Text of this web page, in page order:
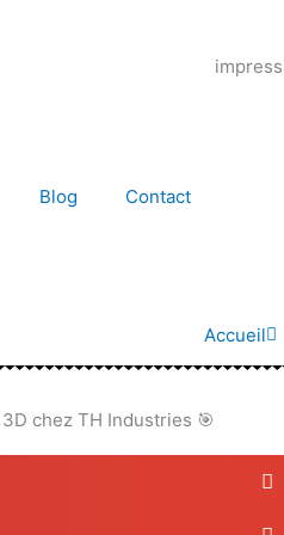
Blog
Contact
Accueil
chez TH Industries 🎯